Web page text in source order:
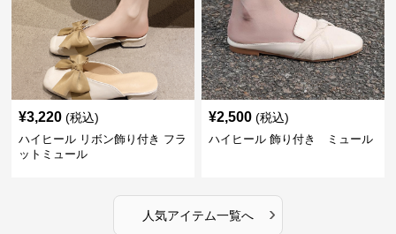
¥3,220 (税込)
ハイヒール リボン飾り付き フラ
ットミュール
¥2,500 (税込)
ハイヒール 飾り付き ミュール
人気アイテム一覧へ ›